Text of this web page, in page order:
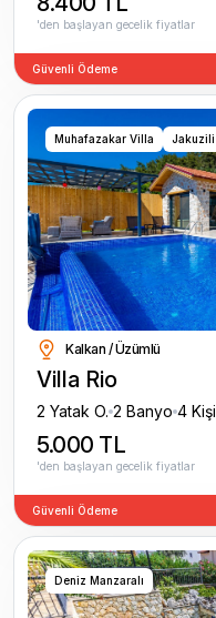
'den başlayan gecelik fiyatlar
Güvenli Ödeme
Muhafazakar Villa Jakuzili
Kalkan / Üzümlü
Villa Rio
2 Yatak O. 2 Banyo 4 Kişi
5.000 TL
'den başlayan gecelik fiyatlar
Güvenli Ödeme
Deniz Manzaralı